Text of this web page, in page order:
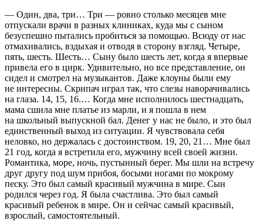
— Один, два, три… Три — ровно столько месяцев мне
отпускали врачи в разных клиниках, куда мы с сыном
безуспешно пытались пробиться за помощью. Всюду от нас
отмахивались, вздыхая и отводя в сторону взгляд. Четыре,
пять, шесть. Шесть… Сыну было шесть лет, когда я впервые
привела его в цирк. Удивительно, но все представление, он
сидел и смотрел на музыкантов. Даже клоуны были ему
не интересны. Скрипач играл так, что слезы наворачивались
на глаза. 14, 15, 16.… Когда мне исполнилось шестнадцать,
мама сшила мне платье из марли, и я пошла в нем
на школьный выпускной бал. Денег у нас не было, и это был
единственный выход из ситуации. Я чувствовала себя
неловко, но держалась с достоинством. 19, 20, 21… Мне был
21 год, когда я встретила его, мужчину всей своей жизни.
Романтика, море, ночь, пустынный берег. Мы шли на встречу
друг другу под шум прибоя, босыми ногами по мокрому
песку. Это был самый красивый мужчина в мире. Сын
родился через год. Я была счастлива. Это был самый
красивый ребенок в мире. Он и сейчас самый красивый,
взрослый, самостоятельный.